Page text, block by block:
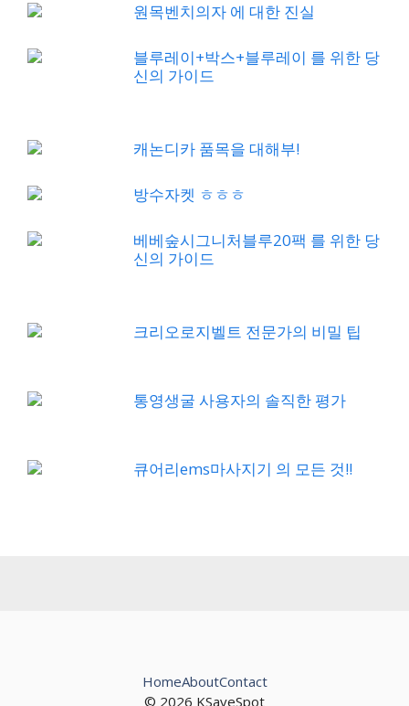
원목벤치의자 에 대한 진실
블루레이+박스+블루레이 를 위한 당
신의 가이드
캐논디카 품목을 대해부!
방수자켓 ㅎㅎㅎ
베베숲시그니처블루20팩 를 위한 당
신의 가이드
크리오로지벨트 전문가의 비밀 팁
통영생굴 사용자의 솔직한 평가
큐어리ems마사지기 의 모든 것!!
© 2026 KSaveSpot
HomeAboutContact